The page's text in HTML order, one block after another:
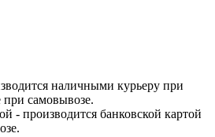
наличными курьеру при
при самовывозе.
- производится банковской картой